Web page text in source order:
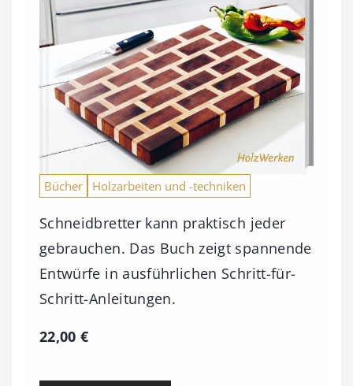
Bücher Holzarbeiten und -techniken
Schneidbretter kann praktisch jeder
gebrauchen. Das Buch zeigt spannende
Entwürfe in ausführlichen Schritt-für-
Schritt-Anleitungen.
22,00€